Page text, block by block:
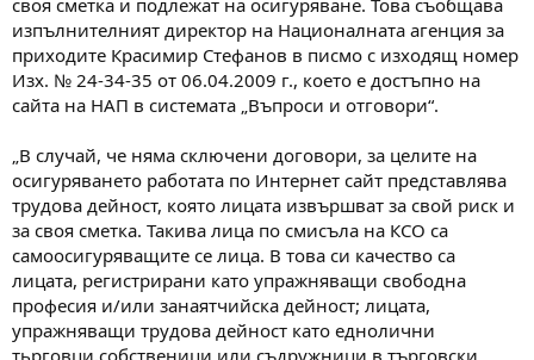
изпълнителният директор на Националната агенция за
приходите Красимир Стефанов в писмо с изходящ номер
Изх. № 24-34-35 от 06.04.2009 г., което е достъпно на
сайта на НАП в системата „Въпроси и отговори“.
„В случай, че няма сключени договори, за целите на
осигуряването работата по Интернет сайт представлява
трудова дейност, която лицата извършват за свой риск и
за своя сметка. Такива лица по смисъла на КСО са
самоосигуряващите се лица. В това си качество са
лицата, регистрирани като упражняващи свободна
професия и/или занаятчийска дейност; лицата,
упражняващи трудова дейност като еднолични
тьрговци,собственици или съдружници в търговски